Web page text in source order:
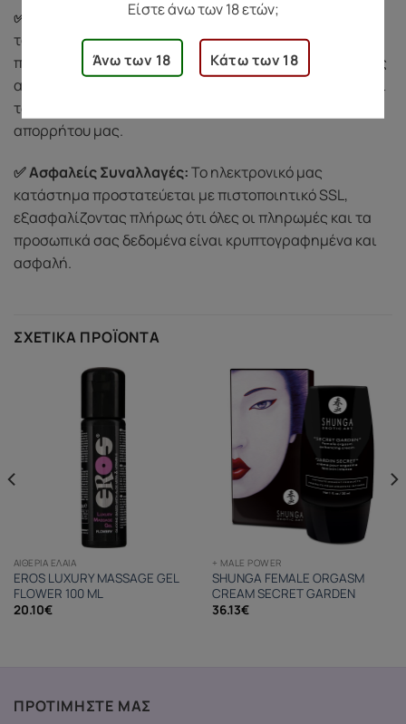
✅ Σεβασμός στην Ιδιωτικότητά σας:Προστατεύουμε
τα προσωπικά σας δεδομένα και δεν τα κοινοποιούμε
ποτέ σε τρίτους. Χρησιμοποιούμε τις πληροφορίες σας
αποκλειστικά για την ολοκλήρωση των παραγγελιών και
των υπηρεσιών μας, σύμφωνα με την πολιτική
απορρήτου μας.
✅ Ασφαλείς Συναλλαγές:Το ηλεκτρονικό μας
κατάστημα προστατεύεται με πιστοποιητικό SSL,
εξασφαλίζοντας πλήρως ότι όλες οι πληρωμές και τα
προσωπικά σας δεδομένα είναι κρυπτογραφημένα και
ασφαλή.
ΣΧΕΤΙΚΆ ΠΡΟΪΌΝΤΑ
ΑΙΘΈΡΙΑ ΈΛΑΙΑ
EROS LUXURY MASSAGE GEL
FLOWER 100 ML
20.10€
+ MALE POWER
SHUNGA FEMALE ORGASM
CREAM SECRET GARDEN
36.13€
ΠΡΟΤΙΜΗΣΤΕ ΜΑΣ
Είστε άνω των 18 ετών;
Άνω των 18 Κάτω των 18